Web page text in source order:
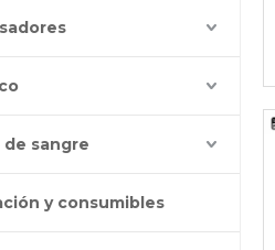
sangre
y consumibles